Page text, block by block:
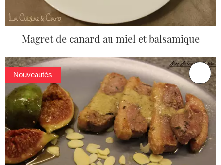
Magret de canard au miel et balsamique
Nouveautés